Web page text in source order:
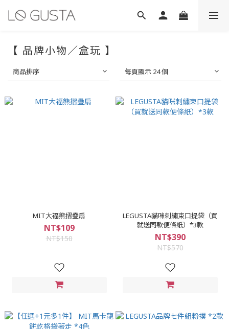
【 品牌小物／盒玩 】
商品排序 每頁顯示 24 個
MIT大福熊摺疊扇
NT$109
NT$150
LEGUSTA貓咪刺繡束口提袋（買
就送同款便條紙）*3款
NT$390
NT$570